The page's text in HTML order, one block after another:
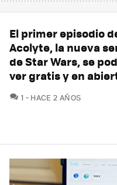
El primer episodio
Acolyte, la nueva
de Star Wars, se
ver gratis y en
1 COMENTARIOS
HACE 2 AÑOS